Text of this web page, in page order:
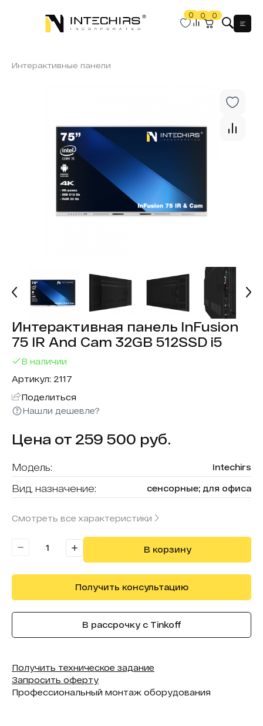
0 0 0
Интерактивные панели
Интерактивная панель InFusion
75 IR And Cam 32GB 512SSD i5
В наличии
Артикул: 2117
Поделиться
Нашли дешевле?
Цена от 259 500 руб.
Модель: Intechirs
Вид, назначение: сенсорные; для офиса
Смотреть все характеристики
В корзину
Получить консультацию
В рассрочку с Tinkoff
Получить техническое задание
Запросить оферту
Профессиональный монтаж оборудования